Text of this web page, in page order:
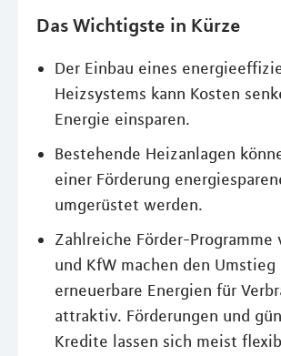
Das Wichtigste in Kürze
Der Einbau eines
Heizsystems kann Kosten
Energie einsparen.
Bestehende Heizanlagen
einer Förderung
umgerüstet werden.
Zahlreiche Förder-Programme
und KfW machen den Umstieg
erneuerbare Energien für
attraktiv. Förderungen und
Kredite lassen sich meist